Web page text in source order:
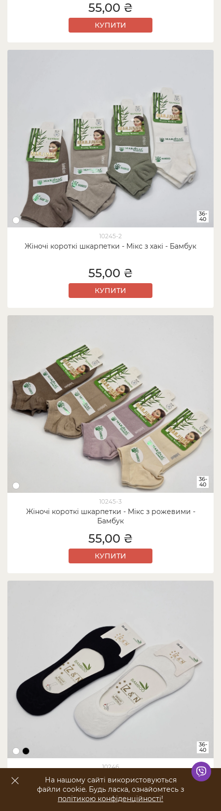
ПОКАЗАТИ ФІЛЬТР
55,00 ₴
КУПИТИ
10245-2
Жіночі короткі шкарпетки - Мікс з хакі - Бамбук
36-
40
55,00 ₴
КУПИТИ
10245-3
Жіночі короткі шкарпетки - Мікс з рожевими -
Бамбук
36-
40
55,00 ₴
КУПИТИ
10246
Жіночі сліди, просиліконені на п'яточці - Білі, чорні -
Бамбук
36-
40
70,00 ₴
На нашому сайті використовуються
файли cookie. Будь ласка, ознайомтесь з
політикою конфіденційності!